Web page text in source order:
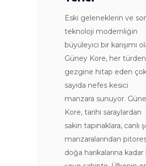
Eski geleneklerin ve
teknoloji modernliğin
büyüleyici bir karışımı
Güney Kore, her türden
gezgine hitap eden
sayıda nefes kesici
manzara sunuyor.
Kore, tarihi saraylardan
sakin tapınaklara, canlı
manzaralarından
doğa harikalarına kadar